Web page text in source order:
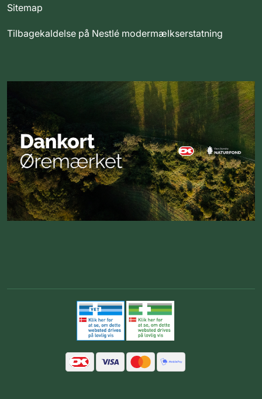
Sitemap
Tilbagekaldelse på Nestlé modermælkserstatning